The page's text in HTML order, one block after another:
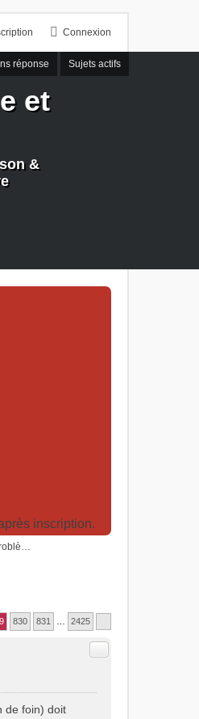
Connexion
réponse Sujets actifs
et
&
inscription.
Agriculture: problèmes et pollutions, nouvelles techniques et solutions
830 831 2425
Citer
de foin) doit